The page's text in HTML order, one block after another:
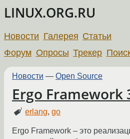
LINUX.ORG.RU
Новости Галерея Статьи
Форум Опросы Трекер
Новости — Open Source
Ergo Framework
erlang,go
Ergo Framework – это